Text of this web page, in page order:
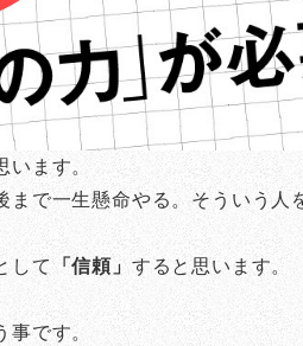
ます。
で一生懸命やる。そういう人
して 「信頼」 すると思います。
です。